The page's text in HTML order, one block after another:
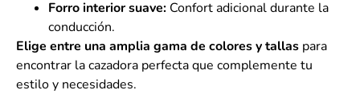
Forro interior suave: Confort adicional durante la
conducción.
Elige entre una amplia gama de colores y tallas para
encontrar la cazadora perfecta que complemente tu
estilo y necesidades.